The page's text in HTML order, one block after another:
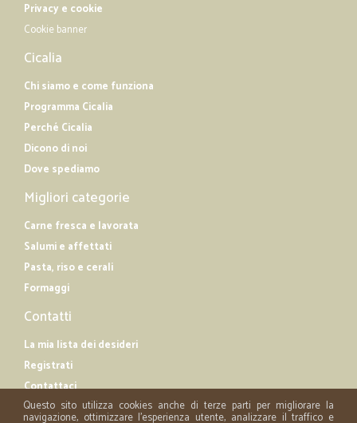
Privacy e cookie
Cookie banner
Cicalia
Chi siamo e come funziona
Programma Cicalia
Perché Cicalia
Dicono di noi
Dove spediamo
Migliori categorie
Carne fresca e lavorata
Salumi e affettati
Pasta, riso e cerali
Formaggi
Contatti
La mia lista dei desideri
Registrati
Contattaci
Questo sito utilizza cookies anche di terze parti per migliorare la
navigazione, ottimizzare l'esperienza utente, analizzare il traffico e